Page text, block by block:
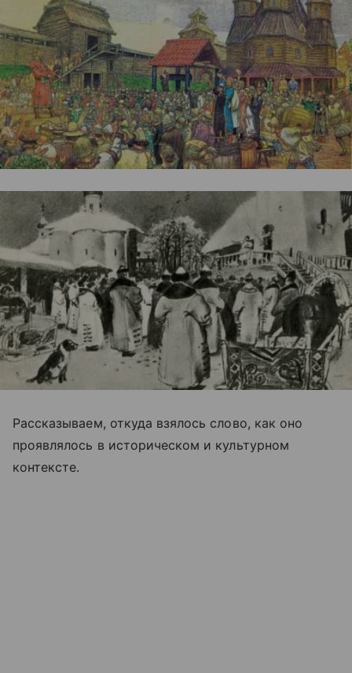
Рассказываем, откуда взялось слово, как оно
проявлялось в историческом и культурном
контексте.